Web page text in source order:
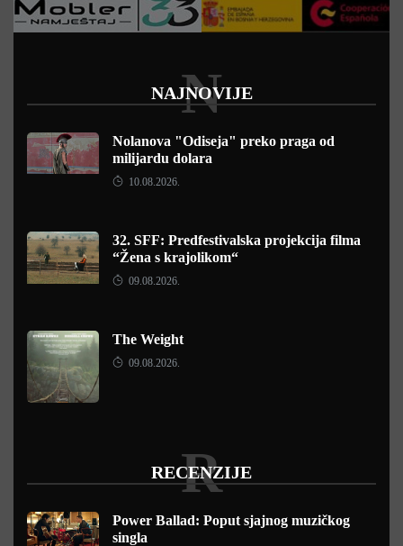
NAJNOVIJE
N
Nolanova "Odiseja" preko praga od
milijardu dolara
10.08.2026.
32. SFF: Predfestivalska projekcija filma
“Žena s krajolikom“
09.08.2026.
The Weight
09.08.2026.
RECENZIJE
R
Power Ballad: Poput sjajnog muzičkog
singla